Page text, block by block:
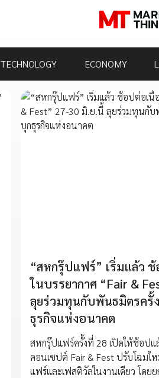
TECHNOLOGY ECONOMY
“สหกรุ๊ปแฟร์” เริ่มแล้ว
ในบรรยากาศ “Fair &
ลุยร่วมทุนกับพันธมิตรครั้
ธุรกิจแห่งอนาคต
สหกรุ๊ปแฟร์ครั้งที่ 28 เปิดให้ช้อป
คอนเซปต์ Fair & Fest ปรับโฉมใ
แฟร์และเฟสติวัลในงานเดียว โด